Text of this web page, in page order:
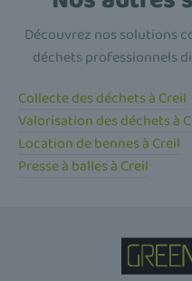
Découvrez nos solutions
déchets professionnels
Collecte des déchets à Creil
Valorisation des déchets à
Location de bennes à Creil
Presse à balles à Creil